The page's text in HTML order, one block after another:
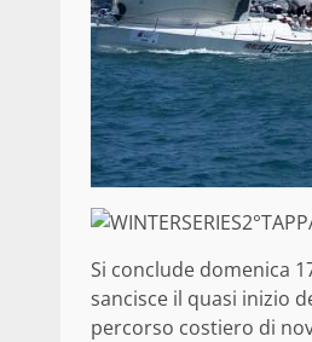
Si conclude domenica
sancisce il quasi inizio
percorso costiero di